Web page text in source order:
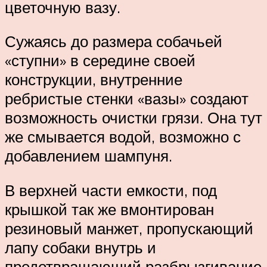
цветочную вазу.
Сужаясь до размера собачьей
«ступни» в середине своей
конструкции, внутренние
ребристые стенки «вазы» создают
возможность очистки грязи. Она тут
же смывается водой, возможно с
добавлением шампуня.
В верхней части емкости, под
крышкой так же вмонтирован
резиновый манжет, пропускающий
лапу собаки внутрь и